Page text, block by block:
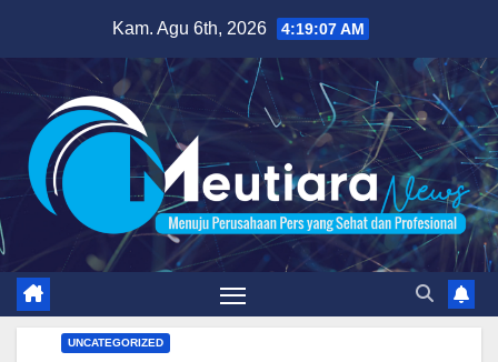
content
Kam. Agu 6th, 2026 4:19:08 AM
UNCATEGORIZED